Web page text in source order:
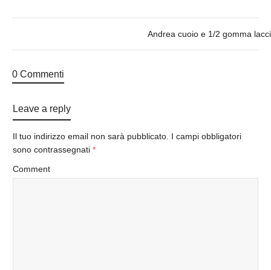
Andrea cuoio e 1/2 gomma
0 Commenti
Leave a reply
Il tuo indirizzo email non sarà pubblicato. I campi obbligatori
sono contrassegnati *
Comment